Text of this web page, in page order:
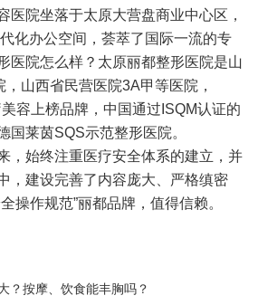
医院坐落于太原大营盘商业中心区，
化办公空间，荟萃了国际一流的专
医院怎么样？太原丽都整形医院是山
山西省民营医院3A甲等医院，
容上榜品牌，中国通过ISQM认证的
国莱茵SQS示范整形医院。
，始终注重医疗安全体系的建立，并
，建设完善了内容庞大、严格缜密
操作规范”丽都品牌，值得信赖。
？按摩、饮食能丰胸吗？